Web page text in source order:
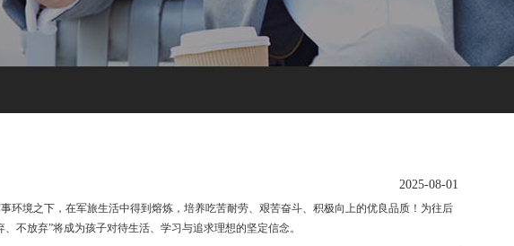
2025-08-01
境之下，在军旅生活中得到熔炼，培养吃苦耐劳、艰苦奋斗、积极向上的优良品质！为往后
不放弃”将成为孩子对待生活、学习与追求理想的坚定信念。